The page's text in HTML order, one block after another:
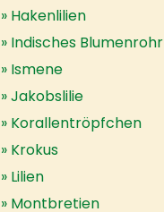
Hakenlilien
Indisches Blumenrohr
Ismene
Jakobslilie
Korallentröpfchen
Krokus
Lilien
Montbretien